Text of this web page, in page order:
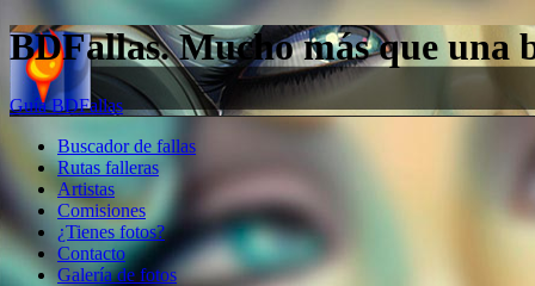
BDFallas. Mucho más que una
Guía BDFallas
Buscador de fallas
Rutas falleras
Artistas
Comisiones
¿Tienes fotos?
Contacto
Galería de fotos